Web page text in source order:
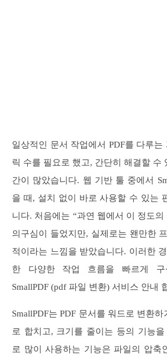
일상적인 문서 작업에서 PDF를 다루
릭 수를 필요로 했고, 간단히 해결할 수
간이 많았습니다. 웹 기반 툴 중에서
을 때, 설치 없이 바로 사용할 수 있는
니다. 처음에는 “과연 웹에서 이 정도
의구심이 들었지만, 실제로는 왠만한
적이라는 느낌을 받았습니다. 이러한
한 다양한 작업 흐름을 빠르게 구
SmallPDF (pdf 파일 변환) 서비스 안내
SmallPDF는 PDF 문서를 워드로 변환
로 합치고, 크기를 줄이는 등의 기능
로 많이 사용하는 기능은 파일의 압축